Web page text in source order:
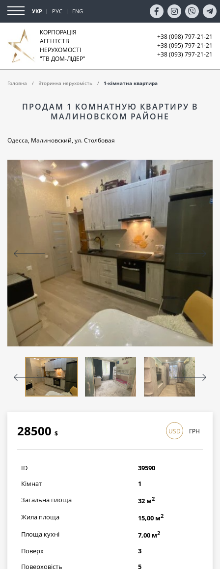
УКР РУС ENG
КОРПОРАЦІЯ
АГЕНТСТВ
НЕРУХОМОСТІ
"ТВ ДОМ-ЛІДЕР"
+38 (098) 797-21-21
+38 (095) 797-21-21
+38 (093) 797-21-21
Головна Вторинна нерухомість 1-кімнатна квартира
ПРОДАМ 1 КОМНАТНУЮ КВАРТИРУ В
МАЛИНОВСКОМ РАЙОНЕ
Одесса, Малиновский, ул. Столбовая
28500 $
826500грн
USD ГРН
ID
39590
Кімнат
1
Загальна площа
32 м2
Жила площа 15,00 м2
Площа кухні 7,00 м2
Поверх
3
Поверховість
5